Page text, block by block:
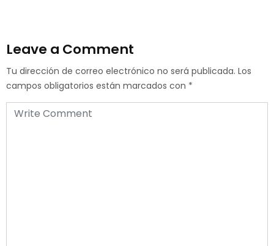
Leave a Comment
Tu dirección de correo electrónico no será publicada. Los
campos obligatorios están marcados con *